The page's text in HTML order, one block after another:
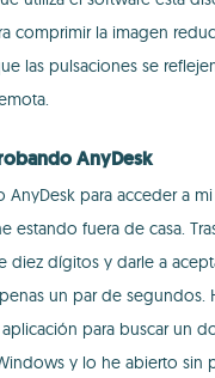
comprimir la imagen
las pulsaciones se
AnyDesk
AnyDesk para acceder a
estando fuera de casa.
dígitos y darle a
un par de segundos.
para buscar un
y lo he abierto sin